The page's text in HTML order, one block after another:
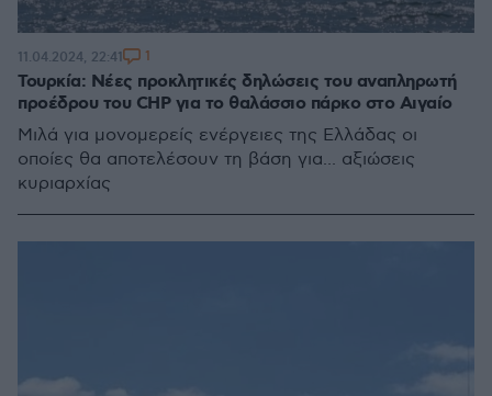
Τουρκία: Νέες προκλητικές δηλώσεις του αναπληρωτή
προέδρου του CHP για το θαλάσσιο πάρκο στο Αιγαίο
Μιλά για μονομερείς ενέργειες της Ελλάδας οι
οποίες θα αποτελέσουν τη βάση για... αξιώσεις
κυριαρχίας
11.04.2024, 22:41 1